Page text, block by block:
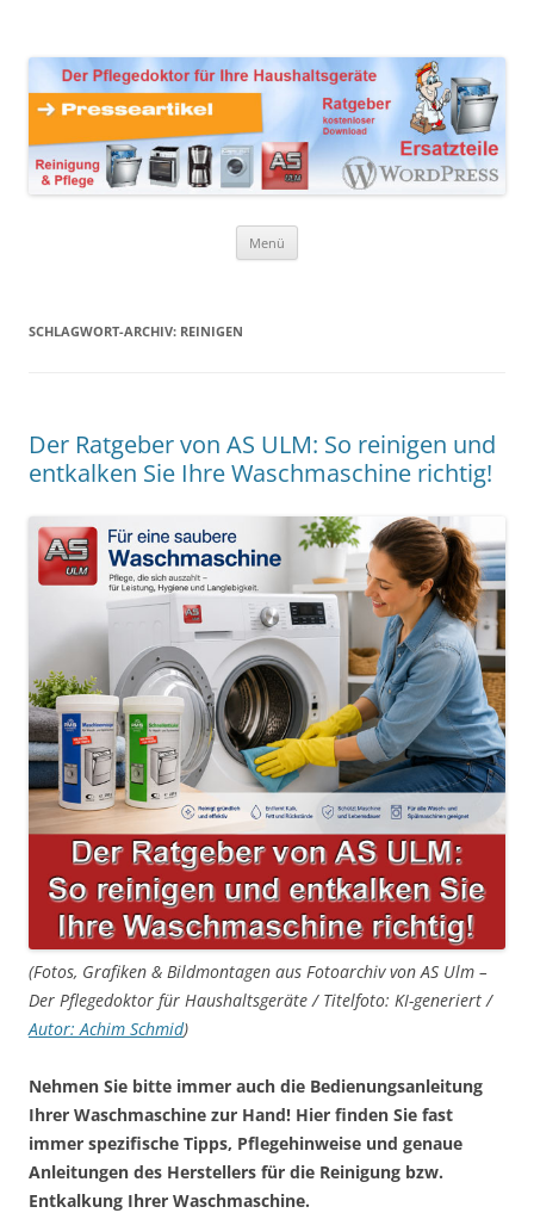
Haushaltsgeräte
Reinigungsprodukte und Pflegemittel
Menü
SCHLAGWORT-ARCHIV: REINIGEN
Der Ratgeber von AS ULM: So reinigen und
entkalken Sie Ihre Waschmaschine richtig!
(Fotos, Grafiken & Bildmontagen aus Fotoarchiv von AS Ulm –
Der Pflegedoktor für Haushaltsgeräte / Titelfoto: KI-generiert /
Autor: Achim Schmid)
Nehmen Sie bitte immer auch die Bedienungsanleitung
Ihrer Waschmaschine zur Hand! Hier finden Sie fast
immer spezifische Tipps, Pflegehinweise und genaue
Anleitungen des Herstellers für die Reinigung bzw.
Entkalkung Ihrer Waschmaschine.